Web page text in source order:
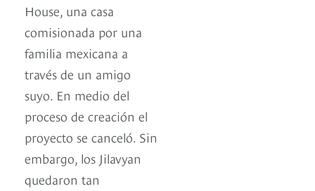
House, una casa
comisionada por una
familia mexicana a
través de un amigo
suyo. En medio del
proceso de creación el
proyecto se canceló. Sin
embargo, los Jilavyan
quedaron tan